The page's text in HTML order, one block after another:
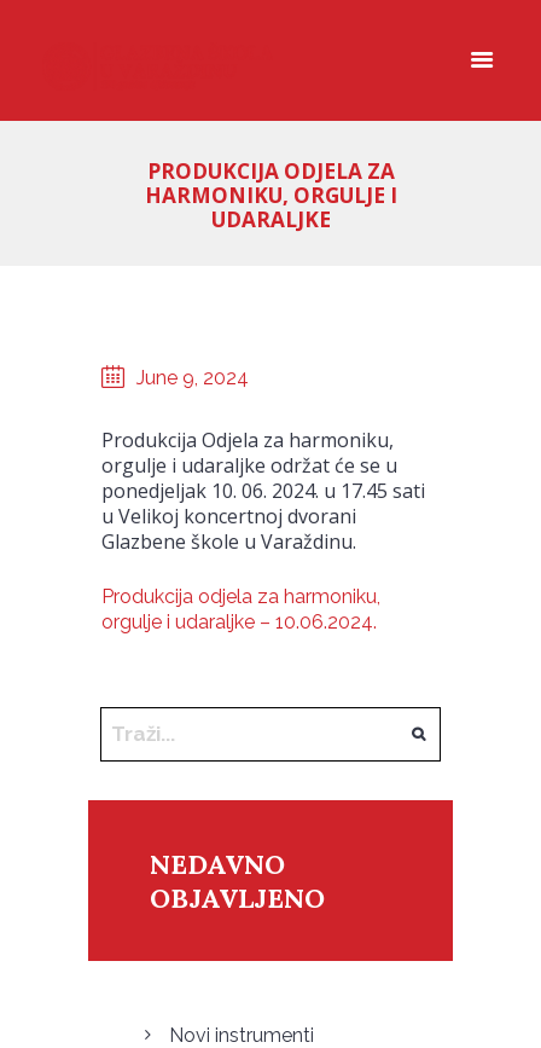
PRODUKCIJA ODJELA ZA
HARMONIKU, ORGULJE I
UDARALJKE
June 9, 2024
Produkcija Odjela za harmoniku,
orgulje i udaraljke održat će se u
ponedjeljak 10. 06. 2024. u 17.45 sati
u Velikoj koncertnoj dvorani
Glazbene škole u Varaždinu.
Produkcija odjela za harmoniku,
orgulje i udaraljke – 10.06.2024.
NEDAVNO
OBJAVLJENO
Novi instrumenti